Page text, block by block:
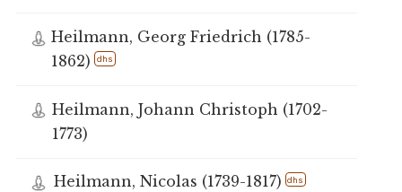
Heilmann, Georg Friedrich (1785-
1862)
dhs
Heilmann, Johann Christoph (1702-
1773)
Heilmann, Nicolas (1739-1817) dhs